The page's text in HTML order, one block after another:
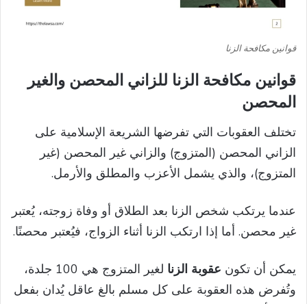
قوانين مكافحة الزنا
قوانين مكافحة الزنا للزاني المحصن والغير
المحصن
تختلف العقوبات التي تفرضها الشريعة الإسلامية على
الزاني المحصن (المتزوج) والزاني غير المحصن (غير
المتزوج)، والذي يشمل الأعزب والمطلق والأرمل.
عندما يرتكب شخص الزنا بعد الطلاق أو وفاة زوجته، يُعتبر
غير محصن. أما إذا ارتكب الزنا أثناء الزواج، فيُعتبر محصنًا.
يمكن أن تكون عقوبة الزنا
لغير المتزوج هي 100 جلدة،
وتُفرض هذه العقوبة على كل مسلم بالغ عاقل يُدان بفعل